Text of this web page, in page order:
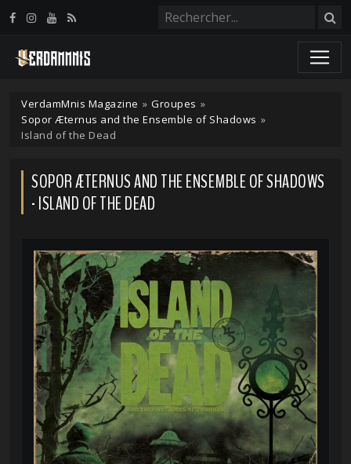
VerdamMnis Magazine » Groupes »
Sopor Æternus and the Ensemble of Shadows »
Island of the Dead
SOPOR ÆTERNUS AND THE ENSEMBLE OF SHADOWS
- ISLAND OF THE DEAD
Panneau de gestion des cookies